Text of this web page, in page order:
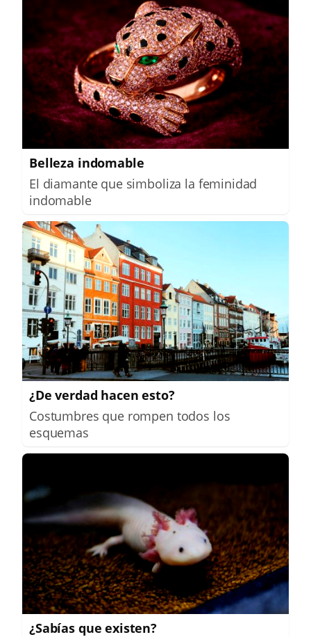
Belleza indomable
El diamante que simboliza la feminidad
indomable
¿De verdad hacen esto?
Costumbres que rompen todos los
esquemas
¿Sabías que existen?